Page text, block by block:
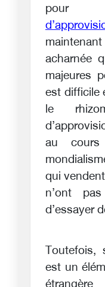
acharnée
majeures
est difficile
le
au
qui
n’ont
d’essayer
Toutefois,
est un